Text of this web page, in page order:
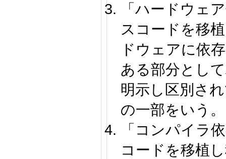
「ハードウェ
スコードを移
ドウェアに依
ある部分とし
明示し区別さ
の一部をいう。
「コンパイラ
コードを移植